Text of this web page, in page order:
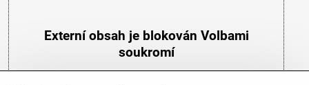
Externí obsah je blokován Volbami
soukromí
Přejete si načíst externí obsah?